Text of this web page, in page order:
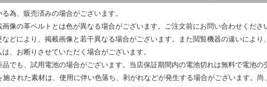
為、販売済みの場合がございます。
像の革ベルトとは色が異なる場合がございます。ご注文前にお問い合わせくださ
などにより、掲載画像と若干異なる場合がございます。また閲覧機器の違いによ
、お断りさせていただく場合がございます。
でも、試用電池の場合がございます。当店保証期間内の電池切れは無料で電池の
施された素材は、使用に伴い色落ち、剥がれなどが発生する場合がございます。